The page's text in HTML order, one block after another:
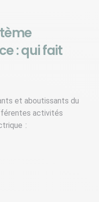
: qui fait
et aboutissants du
activités
: